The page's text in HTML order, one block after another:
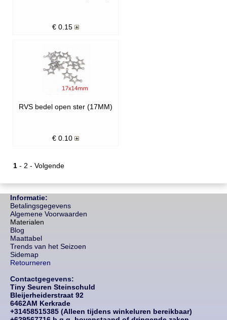
€ 0.15
RVS bedel open ster (17MM)
€ 0.10
1 - 2 - Volgende
Informatie:
Betalingsgegevens
Algemene Voorwaarden
Materialen
Blog
Maattabel
Trends van het Seizoen
Sidemap
Retourneren
Contactgegevens:
Tiny Seuren Steinschuld
Bleijerheiderstraat 92
6462AM Kerkrade
+31458515385 (Alleen tijdens winkeluren bereikbaar)